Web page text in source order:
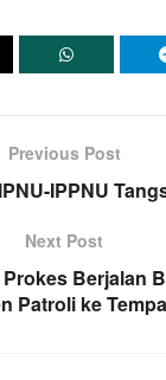
Previous Post
IPPNU
Next Post
Berjalan
Patroli ke